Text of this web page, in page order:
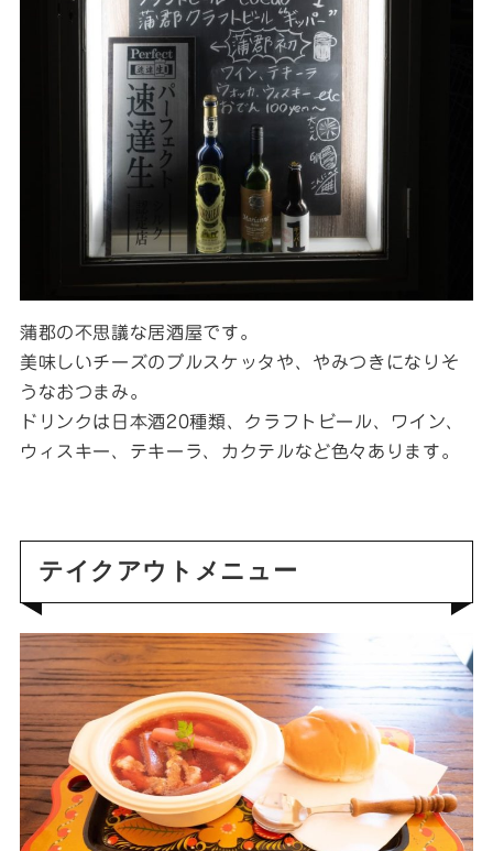
蒲郡の不思議な居酒屋です。
美味しいチーズのブルスケッタや、やみつきになりそ
うなおつまみ。
ドリンクは日本酒20種類、クラフトビール、ワイン、
ウィスキー、テキーラ、カクテルなど色々あります。
テイクアウトメニュー